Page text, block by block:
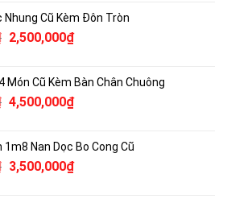
là:
300,000₫.
Nhung Cũ Kèm Đôn Tròn
Giá
3,750,000₫.
2,500,000₫Giá
là:
2,500,000₫.
Món Cũ Kèm Bàn Chân Chuông
Giá
6,900,000₫.
4,500,000₫Giá
là:
4,500,000₫.
1m8 Nan Dọc Bo Cong Cũ
Giá
3,500,000₫Giá